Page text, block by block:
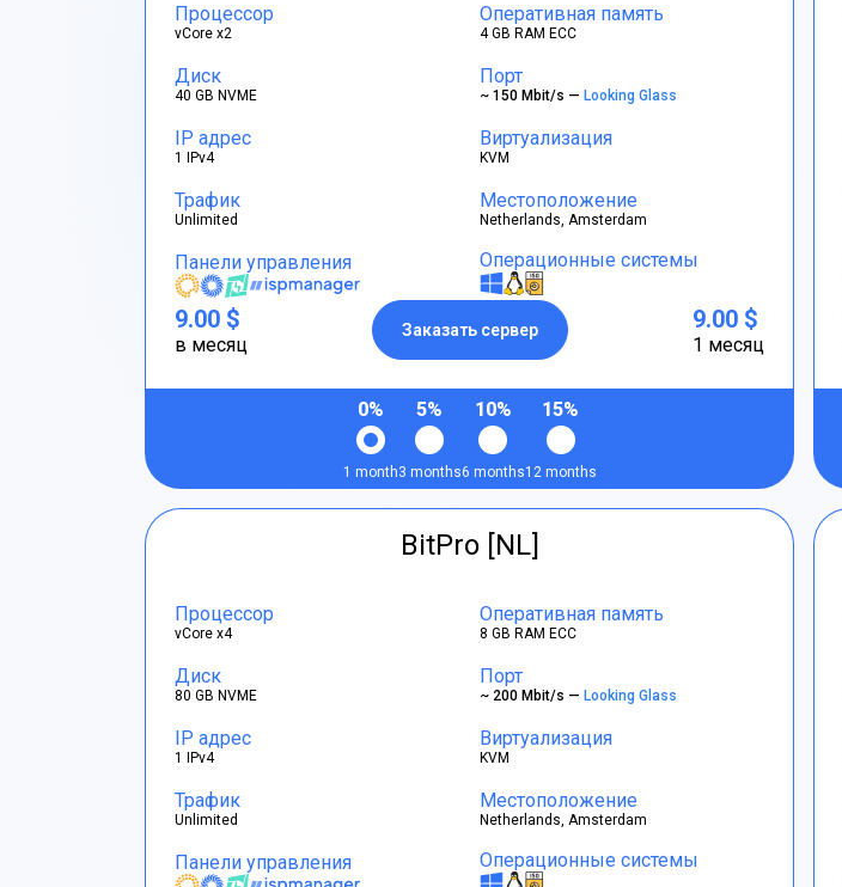
Процессор
vCore x2
Оперативная память
4 GB RAM ECC
Диск
40 GB NVME
Порт
~ 150 Mbit/s — Looking Glass
IP адрес
1 IPv4
Виртуализация
KVM
Трафик
Unlimited
Местоположение
Netherlands, Amsterdam
Панели управления Операционные системы
9.00 $
в месяц
Заказать сервер 9.00 $
1 месяц
0%
1 month
5%
3 months
10%
6 months
15%
12 months
BitPro [NL]
Процессор
vCore x4
Оперативная память
8 GB RAM ECC
Диск
80 GB NVME
Порт
~ 200 Mbit/s — Looking Glass
IP адрес
1 IPv4
Виртуализация
KVM
Трафик
Unlimited
Местоположение
Netherlands, Amsterdam
Панели управления Операционные системы